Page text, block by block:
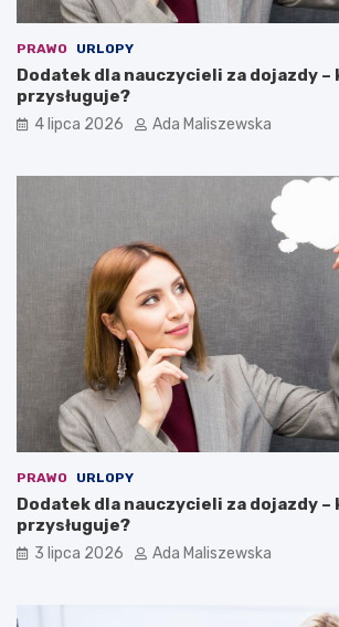
PRAWO URLOPY
Dodatek dla nauczycieli za dojazdy –
przysługuje?
4 lipca 2026 Ada Maliszewska
PRAWO URLOPY
Dodatek dla nauczycieli za dojazdy –
przysługuje?
3 lipca 2026 Ada Maliszewska